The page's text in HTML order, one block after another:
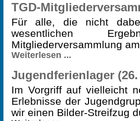
TGD-
Für alle, die nicht
wesentlichen
Mitgliederversammlung
Weiterlesen ...
Jugendferienlager
Im Vorgriff auf vielleicht
Erlebnisse der
wir einen Bilder-Streifzug